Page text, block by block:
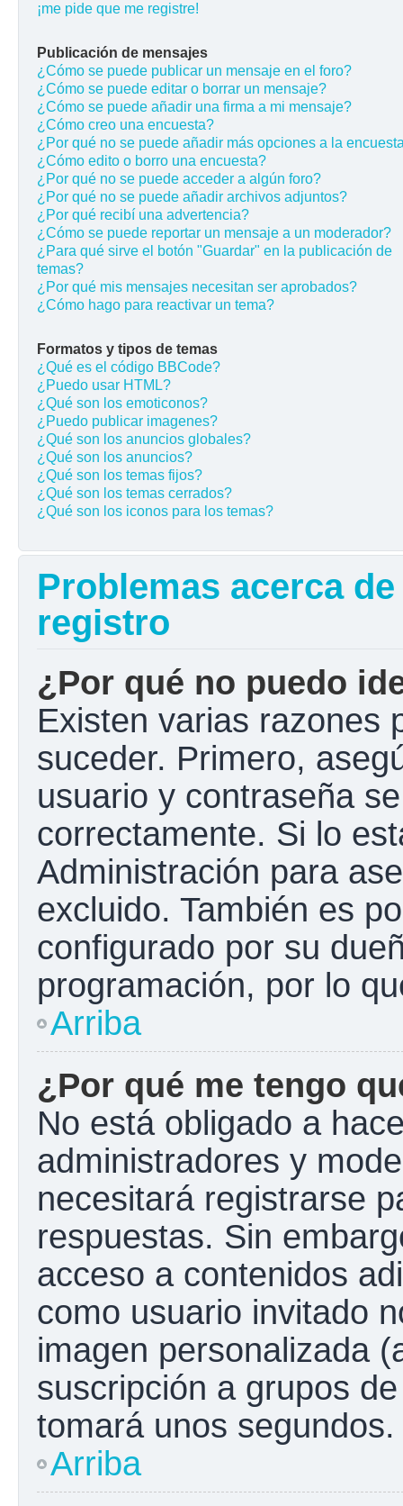
¡me pide que me registre!
Publicación de mensajes
¿Cómo se puede publicar un mensaje en el foro?
¿Cómo se puede editar o borrar un mensaje?
¿Cómo se puede añadir una firma a mi mensaje?
¿Cómo creo una encuesta?
¿Por qué no se puede añadir más opciones a la
¿Cómo edito o borro una encuesta?
¿Por qué no se puede acceder a algún foro?
¿Por qué no se puede añadir archivos adjuntos?
¿Por qué recibí una advertencia?
¿Cómo se puede reportar un mensaje a un moderador?
¿Para qué sirve el botón "Guardar" en la publicación de
temas?
¿Por qué mis mensajes necesitan ser aprobados?
¿Cómo hago para reactivar un tema?
Formatos y tipos de temas
¿Qué es el código BBCode?
¿Puedo usar HTML?
¿Qué son los emoticonos?
¿Puedo publicar imagenes?
¿Qué son los anuncios globales?
¿Qué son los anuncios?
¿Qué son los temas fijos?
¿Qué son los temas cerrados?
¿Qué son los iconos para los temas?
Problemas acerca
registro
¿Por qué no puedo
Existen varias razones
suceder. Primero,
usuario y contraseña
correctamente. Si lo
Administración para
excluido. También es
configurado por su
programación, por lo
Arriba
¿Por qué me tengo
No está obligado a
administradores y
necesitará registrarse
respuestas. Sin
acceso a contenidos
como usuario invitado
imagen personalizada
suscripción a grupos
tomará unos
Arriba